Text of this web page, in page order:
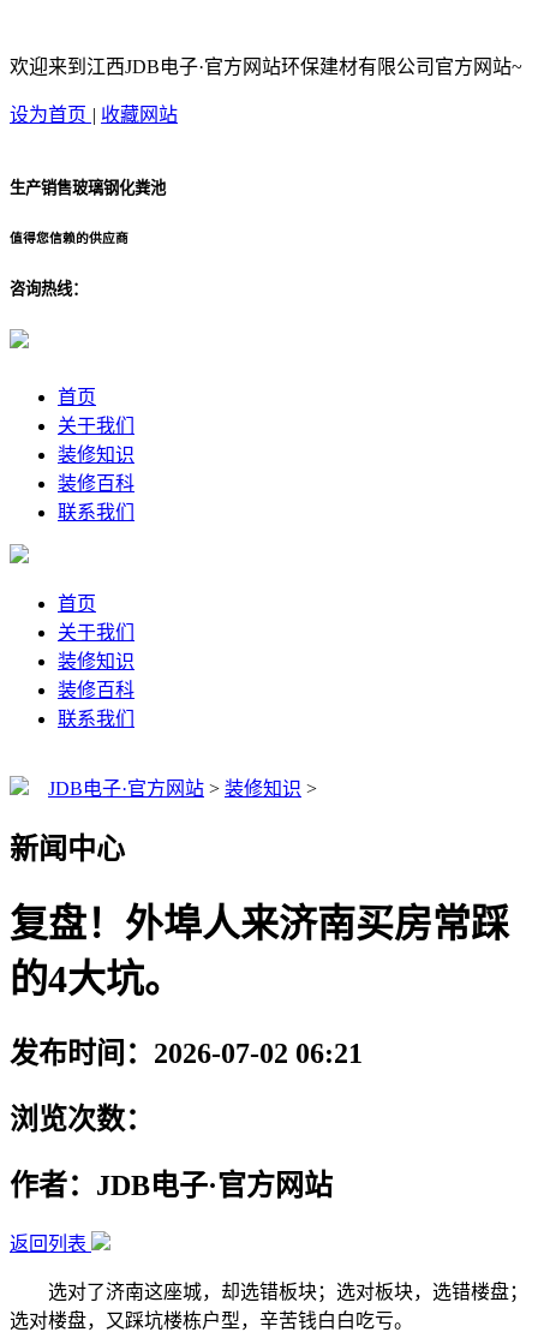
欢迎来到江西JDB电子·官方网站环保建材有限公司官方网站~
设为首页 | 收藏网站
生产销售玻璃钢化粪池
值得您信赖的供应商
咨询热线：
首页
关于我们
装修知识
装修百科
联系我们
首页
关于我们
装修知识
装修百科
联系我们
JDB电子·官方网站 > 装修知识 >
新闻中心
复盘！外埠人来济南买房常踩
的4大坑。
发布时间：2026-07-02 06:21
浏览次数：
作者：JDB电子·官方网站
返回列表
选对了济南这座城，却选错板块；选对板块，选错楼盘；
选对楼盘，又踩坑楼栋户型，辛苦钱白白吃亏。